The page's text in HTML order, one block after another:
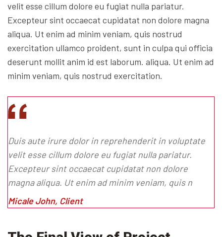
velit esse cillum dolore eu fugiat nulla pariatur.
Excepteur sint occaecat cupidatat non dolore magna
aliqua. Ut enim ad minim veniam, quis nostrud
exercitation ullamco proident, sunt in culpa qui officia
deserunt mollit anim id est laborum. aliqua. Ut enim ad
minim veniam, quis nostrud exercitation.
Duis aute irure dolor in reprehenderit in voluptate
velit esse cillum dolore eu fugiat nulla pariatur.
Excepteur sint occaecat cupidatat non dolore
magna aliqua. Ut enim ad minim veniam, quis n
Micale John, Client